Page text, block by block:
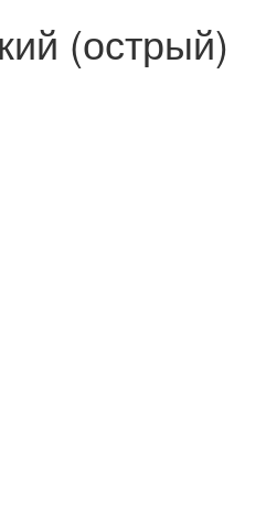
(острый)